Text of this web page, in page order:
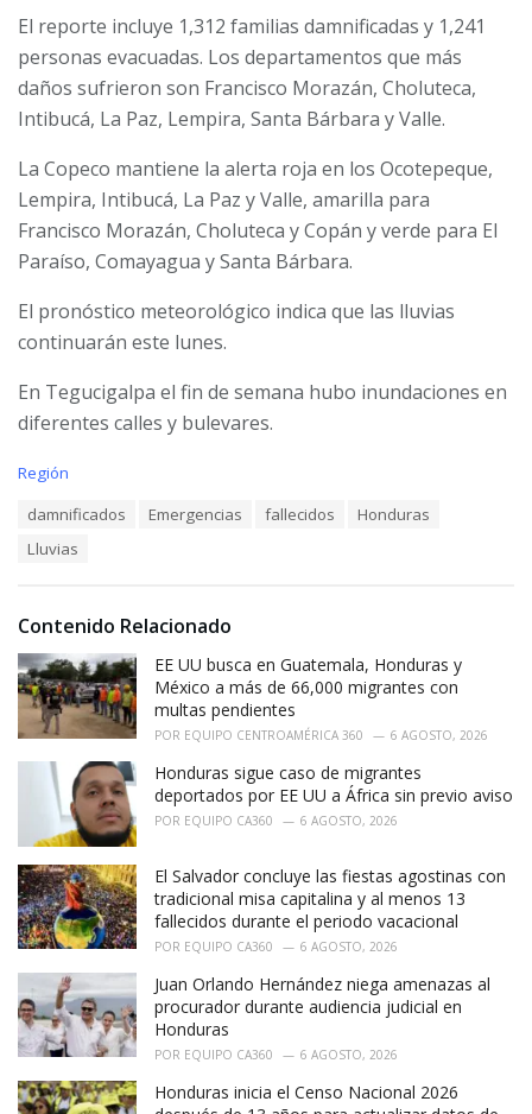
El reporte incluye 1,312 familias damnificadas y 1,241
personas evacuadas. Los departamentos que más
daños sufrieron son Francisco Morazán, Choluteca,
Intibucá, La Paz, Lempira, Santa Bárbara y Valle.
La Copeco mantiene la alerta roja en los Ocotepeque,
Lempira, Intibucá, La Paz y Valle, amarilla para
Francisco Morazán, Choluteca y Copán y verde para El
Paraíso, Comayagua y Santa Bárbara.
El pronóstico meteorológico indica que las lluvias
continuarán este lunes.
En Tegucigalpa el fin de semana hubo inundaciones en
diferentes calles y bulevares.
C
i
s
:
Región
damnificados Emergencias fallecidos
Honduras
Lluvias
Contenido Relacionado
EE UU busca en Guatemala, Honduras y
México a más de 66,000 migrantes con
multas pendientes
POR EQUIPO CENTROAMÉRICA 360 6 AGOSTO, 2026
Honduras sigue caso de migrantes
deportados por EE UU a África sin previo aviso
POR EQUIPO CA360 6 AGOSTO, 2026
El Salvador concluye las fiestas agostinas con
tradicional misa capitalina y al menos 13
fallecidos durante el periodo vacacional
POR EQUIPO CA360 6 AGOSTO, 2026
Juan Orlando Hernández niega amenazas al
procurador durante audiencia judicial en
Honduras
POR EQUIPO CA360 6 AGOSTO, 2026
Honduras inicia el Censo Nacional 2026